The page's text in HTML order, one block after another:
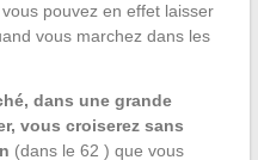
vous pouvez en effet laisser
vous marchez dans les
dans une grande
vous croiserez sans
(dans le 62 ) que vous